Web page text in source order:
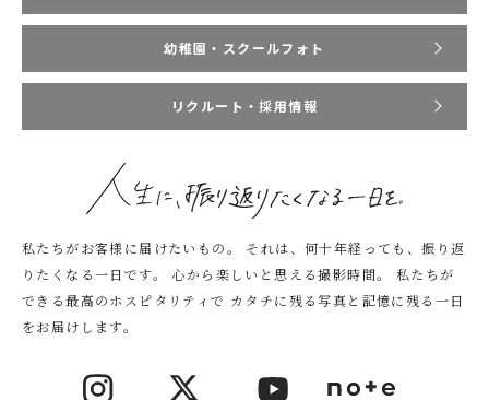
幼稚園・スクールフォト
リクルート・採用情報
私たちがお客様に届けたいもの。
それは、何十年経っても、振り返
りたくなる一日です。
心から楽しいと思える撮影時間。
私たちが
できる最高のホスピタリティで カタチに残る写真と記憶に残る一日
をお届けします。